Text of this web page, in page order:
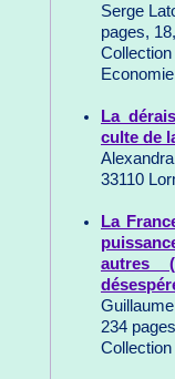
Serge
pages,
La
culte de
33110
La
autres
234